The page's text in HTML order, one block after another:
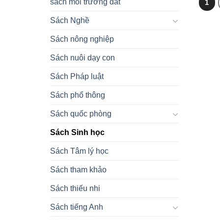
sách môi trường đất
Sách Nghề
Sách nông nghiệp
Sách nuôi dạy con
Sách Pháp luật
Sách phổ thông
Sách quốc phòng
Sách Sinh học
Sách Tâm lý học
Sách tham khảo
Sách thiếu nhi
Sách tiếng Anh
1